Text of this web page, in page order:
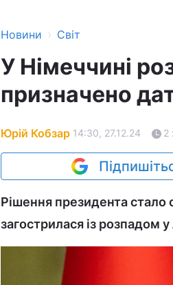
Новини › Світ
У Німеччині
призначено
Юрій Кобзар 14:30, 27.12.24 2
Рішення президента стало
загострилася із розпадом у